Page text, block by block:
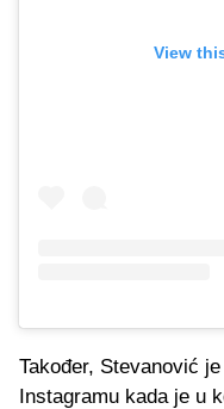
View
Također, Stevanović
Instagramu kada je u